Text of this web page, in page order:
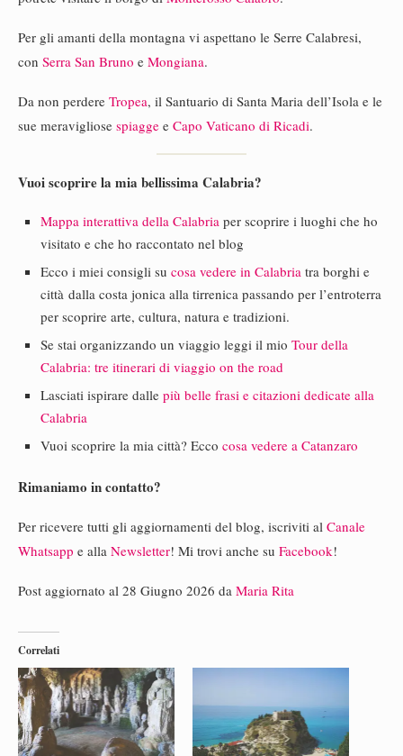
Per gli amanti della montagna vi aspettano le Serre Calabresi,
con Serra San Bruno e Mongiana.
Da non perdere Tropea, il Santuario di Santa Maria dell’Isola e le
sue meravigliose spiagge e Capo Vaticano di Ricadi.
Vuoi scoprire la mia bellissima Calabria?
Mappa interattiva della Calabria per scoprire i luoghi che ho
visitato e che ho raccontato nel blog
Ecco i miei consigli su cosa vedere in Calabria tra borghi e
città dalla costa jonica alla tirrenica passando per l’entroterra
per scoprire arte, cultura, natura e tradizioni.
Se stai organizzando un viaggio leggi il mio Tour della
Calabria: tre itinerari di viaggio on the road
Lasciati ispirare dalle più belle frasi e citazioni dedicate alla
Calabria
Vuoi scoprire la mia città? Ecco cosa vedere a Catanzaro
Rimaniamo in contatto?
Per ricevere tutti gli aggiornamenti del blog, iscriviti al Canale
Whatsapp e alla Newsletter! Mi trovi anche su Facebook!
Post aggiornato al 28 Giugno 2026 da Maria Rita
Correlati